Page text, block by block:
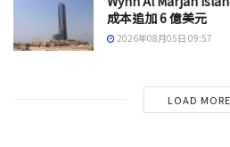
成本追加 6 億美元
2026年08月05日 09:57
LOAD MORE